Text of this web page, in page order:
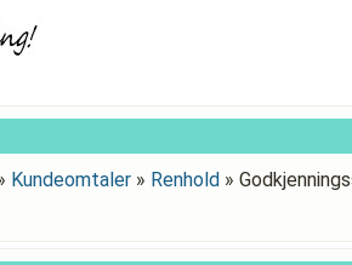
Kundeomtaler » Renhold »